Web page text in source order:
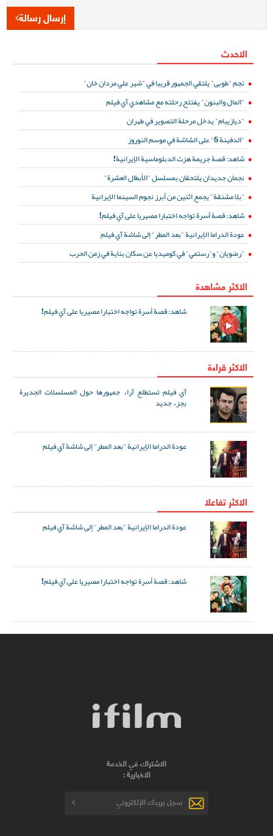
إرسال رسالة
الاحدث
نجم "طوبى" يلتقي الجمهور قريبا في "شير علي مردان خان"
"المال والبنون" يفتتح رحلته مع مشاهدي آي فيلم
"ديازيبام" يدخل مرحلة التصوير في طهران
"الدفينة 5" على الشاشة في موسم النوروز
شاهد: قصة جريمة هزت الدبلوماسية الإيرانية!
نجمان جديدان يلتحقان بمسلسل "الأبطال العشرة"
"بلا مشنقة" يجمع اثنين من أبرز نجوم السينما الإيرانية
شاهد: قصة أسرة تواجه اختبارا مصيريا على آي فيلم!
عودة الدراما الإيرانية "بعد المطر" إلى شاشة آي فيلم
"رضويان" و"رستمي" في كوميديا عن سكان بناية في زمن الحرب
الاكثر مشاهدة
شاهد: قصة أسرة تواجه اختبارا مصيريا على آي فيلم!
الاكثر قراءة
آي فيلم تستطلع آراء جمهورها حول المسلسلات الجديرة
بجزء جديد
عودة الدراما الإيرانية "بعد المطر" إلى شاشة آي فيلم
الاکثر تفاعلا
عودة الدراما الإيرانية "بعد المطر" إلى شاشة آي فيلم
شاهد: قصة أسرة تواجه اختبارا مصيريا على آي فيلم!
الاشتراك في الخدمة
الاخبارية :